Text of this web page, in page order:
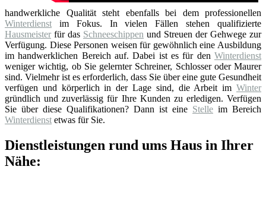
handwerkliche Qualität steht ebenfalls bei dem professionellen
Winterdienst im Fokus. In vielen Fällen stehen qualifizierte
Hausmeister für das Schneeschippen und Streuen der Gehwege zur
Verfügung. Diese Personen weisen für gewöhnlich eine Ausbildung
im handwerklichen Bereich auf. Dabei ist es für den Winterdienst
weniger wichtig, ob Sie gelernter Schreiner, Schlosser oder Maurer
sind. Vielmehr ist es erforderlich, dass Sie über eine gute Gesundheit
verfügen und körperlich in der Lage sind, die Arbeit im Winter
gründlich und zuverlässig für Ihre Kunden zu erledigen. Verfügen
Sie über diese Qualifikationen? Dann ist eine Stelle im Bereich
Winterdienst etwas für Sie.
Dienstleistungen rund ums Haus in Ihrer
Nähe: